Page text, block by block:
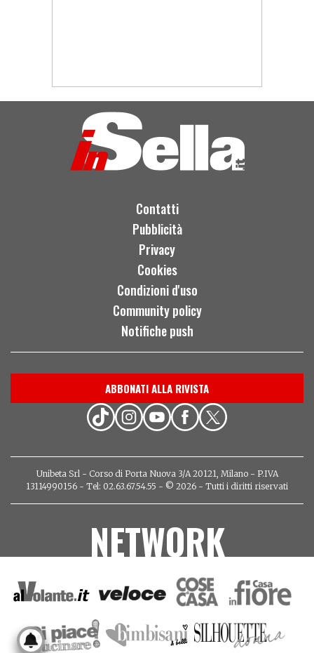
Contatti
Pubblicità
Privacy
Cookies
Condizioni d'uso
Community policy
Notifiche push
ABBONATI ALLA RIVISTA
Unibeta Srl - Corso di Porta Nuova 3/A 20121, Milano - P.IVA
13114990156 - Tel: 02.63.67.54.55 - © 2026 - Tutti i diritti riservati
NETWORK